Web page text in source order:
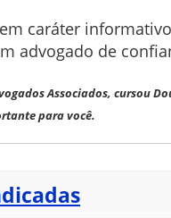
caráter
advogado de
Associados, cursou
para você.